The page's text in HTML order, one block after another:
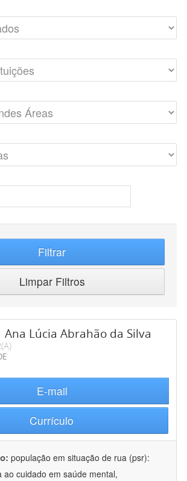
Filtrar
Limpar Filtros
Ana Lúcia Abrahão da Silva
E-mail
Currículo
população em situação de rua (psr):
ao cuidado em saúde mental,